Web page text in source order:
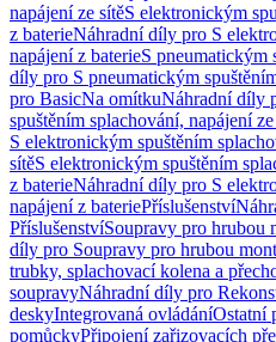
napájení ze sítěS elektronickým
z baterieNáhradní díly pro S
napájení z baterieS pneumatickým
díly pro S pneumatickým
pro BasicNa omítkuNáhradní díly
spuštěním splachování, napájení
S elektronickým spuštěním
sítěS elektronickým spuštěním
z baterieNáhradní díly pro S
napájení z bateriePříslušenství
PříslušenstvíSoupravy pro hrubou
díly pro Soupravy pro hrubou
trubky, splachovací kolena a
soupravyNáhradní díly pro
deskyIntegrovaná ovládáníOstatní
pomůckyPřipojení zařizovacích